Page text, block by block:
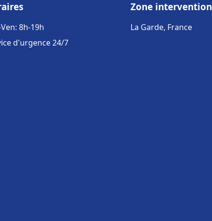
8h-19h
d'urgence 24/7
Zone intervention
La Garde, France